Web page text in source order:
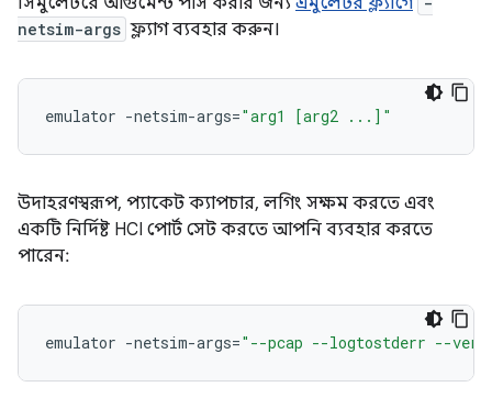
netsim-args ফ্ল্যাগ ব্যবহার করুন।
emulator -netsim-args="arg1 [arg2 ...]"
উদাহরণস্বরূপ, প্যাকেট ক্যাপচার, লগিং সক্ষম করতে এবং
একটি নির্দিষ্ট HCI পোর্ট সেট করতে আপনি ব্যবহার করতে
পারেন:
emulator -netsim-args="--pcap --logtostderr --